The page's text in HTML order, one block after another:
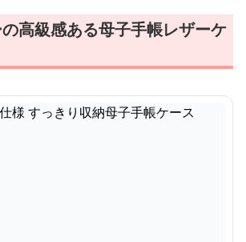
高級感ある母子手帳レザーケ